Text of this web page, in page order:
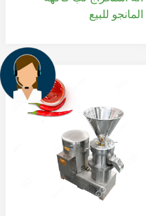
المانجو للبيع